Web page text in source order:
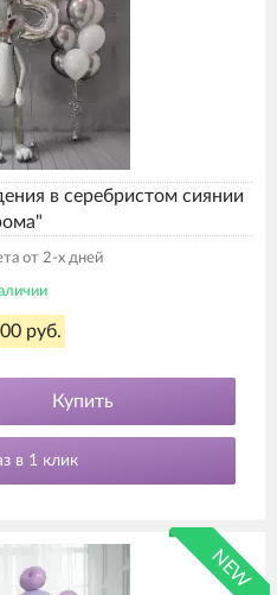
в серебристом сиянии
от 2-х дней
руб.
Купить
в 1 клик
NEW